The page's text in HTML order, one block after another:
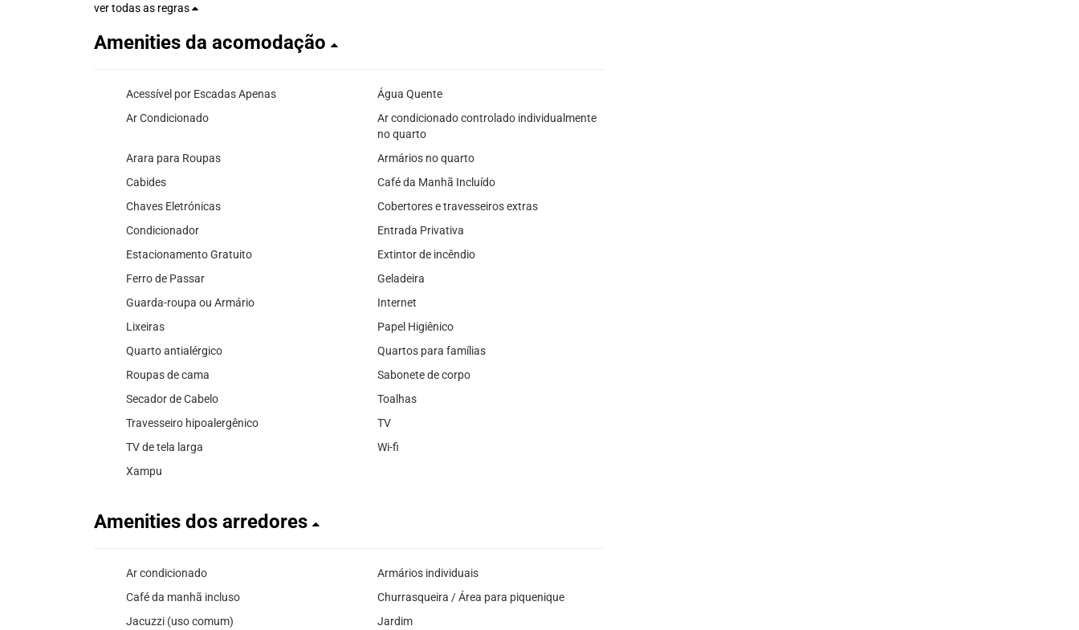
ver todas as regras
Amenities da acomodação
Acessível por Escadas Apenas
Água Quente
Ar Condicionado
Ar condicionado controlado individualmente
no quarto
Arara para Roupas
Armários no quarto
Cabides
Café da Manhã Incluído
Chaves Eletrónicas
Cobertores e travesseiros extras
Condicionador
Entrada Privativa
Estacionamento Gratuito
Extintor de incêndio
Ferro de Passar
Geladeira
Guarda-roupa ou Armário
Internet
Lixeiras
Papel Higiênico
Quarto antialérgico
Quartos para famílias
Roupas de cama
Sabonete de corpo
Secador de Cabelo
Toalhas
Travesseiro hipoalergênico
TV
TV de tela larga
Wi-fi
Xampu
Amenities dos arredores
Ar condicionado
Armários individuais
Café da manhã incluso
Churrasqueira / Área para piquenique
Jacuzzi (uso comum)
Jardim